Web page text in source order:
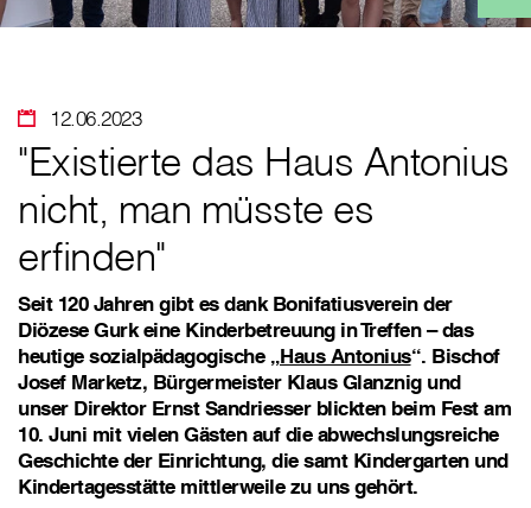
12.06.2023
"Existierte das Haus Antonius
nicht, man müsste es
erfinden"
Seit 120 Jahren gibt es dank Bonifatiusverein der
Diözese Gurk eine Kinderbetreuung in Treffen – das
heutige sozialpädagogische „Haus Antonius“. Bischof
Josef Marketz, Bürgermeister Klaus Glanznig und
unser Direktor Ernst Sandriesser blickten beim Fest am
10. Juni mit vielen Gästen auf die abwechslungsreiche
Geschichte der Einrichtung, die samt Kindergarten und
Kindertagesstätte mittlerweile zu uns gehört.